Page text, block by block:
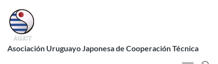
contenido
principal
Asociación Uruguayo Japonesa de Cooperación Técnica